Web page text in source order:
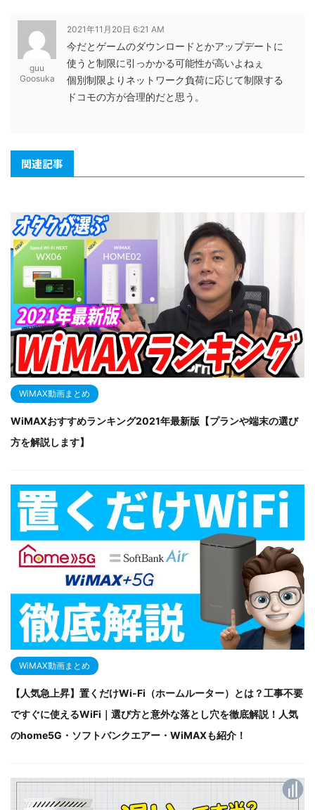
guu
Goosuka
2021年11月20日 6:21 AM
今だとゲームのダウンロードとかアップデートに
使うと制限に引っかかる可能性が高いよねぇ
個別制限よりネットワーク負荷に応じて制限する
ドコモの方が合理的だと思う。
関連記事
WiMAX動画まとめ
WiMAXおすすめランキング2021年最新版【プランや端末の選び
方を解説します】
WiMAX動画まとめ
【人気急上昇】置くだけWi-Fi（ホームルーター）とは？工事不要
ですぐに使えるWiFi｜選び方と意外な落とし穴を徹底解説！人気
のhome5G・ソフトバンクエアー・WiMAXも紹介！